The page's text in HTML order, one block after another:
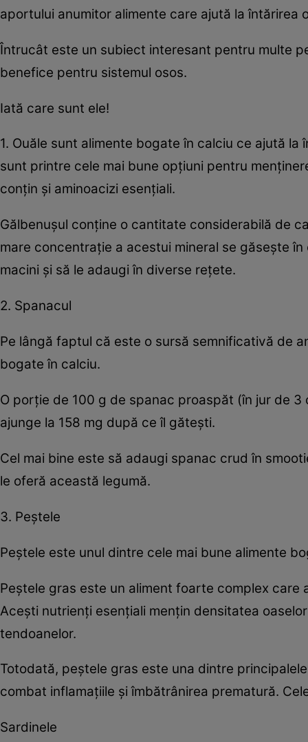
aportului anumitor alimente care ajută la întărirea
Întrucât este un subiect interesant pentru multe
benefice pentru sistemul osos.
Iată care sunt ele!
1. Ouăle sunt alimente bogate în calciu ce ajută
sunt printre cele mai bune opţiuni pentru
conţin şi aminoacizi esenţiali.
Gălbenuşul conţine o cantitate considerabilă de
mare concentraţie a acestui mineral se găseşte
macini şi să le adaugi în diverse reţete.
2. Spanacul
Pe lângă faptul că este o sursă semnificativă de
bogate în calciu.
O porţie de 100 g de spanac proaspăt (în jur de
ajunge la 158 mg după ce îl găteşti.
Cel mai bine este să adaugi spanac crud în
le oferă această legumă.
3. Peştele
Peştele este unul dintre cele mai bune alimente
Peştele gras este un aliment foarte complex
Aceşti nutrienţi esenţiali menţin densitatea
tendoanelor.
Totodată, peştele gras este una dintre
combat inflamaţiile şi îmbătrânirea prematură.
Sardinele